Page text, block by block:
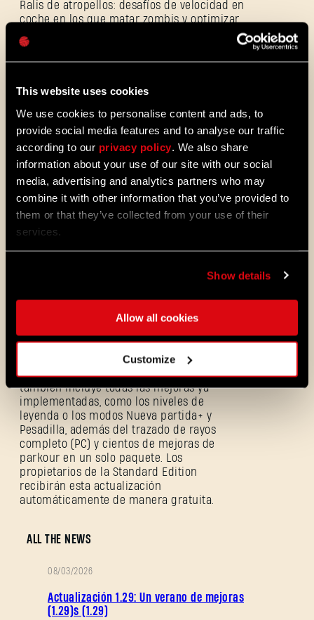
This website uses cookies
We use cookies to personalise content and ads, to
provide social media features and to analyse our traffic
according to our privacy policy . We also share
information about your use of our site with our social
media, advertising and analytics partners who may
combine it with other information that you’ve provided to
them or that they’ve collected from your use of their
services.
Show details
Allow all cookies
Customize
Ralis de atropellos: desafíos de velocidad en
coche en los que matar zombis y optimizar
rutas en un mundo abierto son los
protagonistas.
actuaciones tanto en Restored Land como
en Rali de atropellos y compite con amigos
para hacerte con el primer puesto.
Encuentros de alto riesgo: enfréntate a
especies de infectados más letales para
obtener mejores recompensas.
Nuevo contenido en expansión: 36 nuevas
Sumérgete de lleno en la nueva e increíble
expansión de Dying Light: The Beast, que
también incluye todas las mejoras ya
implementadas, como los niveles de
leyenda o los modos Nueva partida+ y
Pesadilla, además del trazado de rayos
completo (PC) y cientos de mejoras de
parkour en un solo paquete. Los
propietarios de la Standard Edition
recibirán esta actualización
automáticamente de manera gratuita.
ALL THE NEWS
08/03/2026
Actualización 1.29: Un verano de mejoras
(1.29)s (1.29)
Contraseña
¿Olvidaste la contraseña?